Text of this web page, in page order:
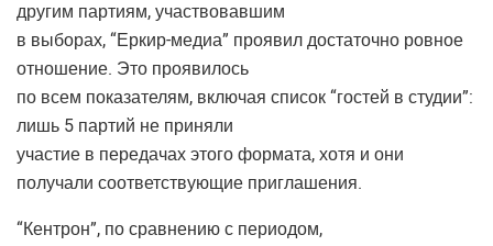
другим партиям, участвовавшим
в выборах, “Еркир-медиа” проявил достаточно ровное
отношение. Это проявилось
по всем показателям, включая список “гостей в студии”:
лишь 5 партий не приняли
участие в передачах этого формата, хотя и они
получали соответствующие приглашения.
“Кентрон”, по сравнению с периодом,